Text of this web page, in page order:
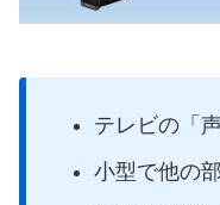
テレビの「
小型で他の